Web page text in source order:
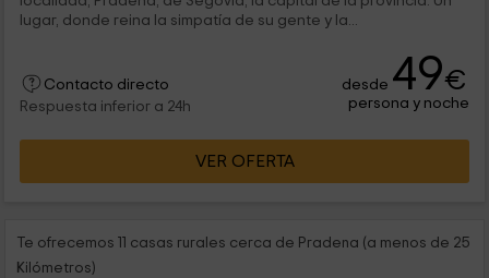
lugar, donde reina la simpatía de su gente y la...
Contacto directo
Respuesta inferior a 24h
desde 49€
persona y noche
VER OFERTA
Te ofrecemos 11 casas rurales cerca de Pradena (a menos de 25
Kilómetros)